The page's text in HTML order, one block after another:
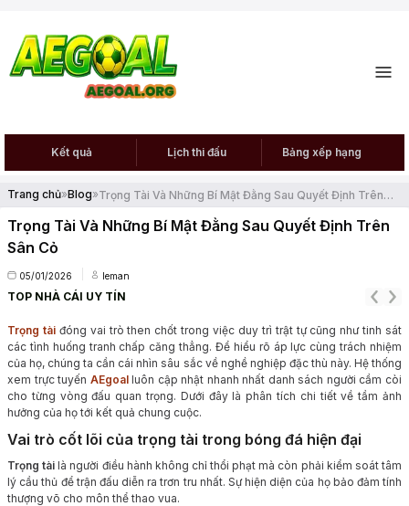
Kết quả Lịch thi đấu Bảng xếp hạng
Trang chủ»Blog»Trọng Tài Và Những Bí Mật Đằng Sau Quyết Định Trên
Sân Cỏ
Trọng Tài Và Những Bí Mật Đằng Sau Quyết Định Trên
Sân Cỏ
05/01/2026 leman
TOP NHÀ CÁI UY TÍN
Trọng tàiđóng vai trò then chốt trong việc duy trì trật tự cũng như tinh sát
các tình huống tranh chấp căng thẳng. Để hiểu rõ áp lực cùng trách nhiệm
của họ, chúng ta cần cái nhìn sâu sắc về nghề nghiệp đặc thù này. Hệ thống
xem trực tuyến AEgoalluôn cập nhật nhanh nhất danh sách người cầm còi
cho từng vòng đấu quan trọng. Dưới đây là phân tích chi tiết về tầm ảnh
hưởng của họ tới kết quả chung cuộc.
Vai trò cốt lõi của trọng tài trong bóng đá hiện đại
Trọng tàilà người điều hành không chỉ thổi phạt mà còn phải kiểm soát tâm
lý cầu thủ để trận đấu diễn ra trơn tru nhất. Sự hiện diện của họ bảo đảm tính
thượng võ cho môn thể thao vua.